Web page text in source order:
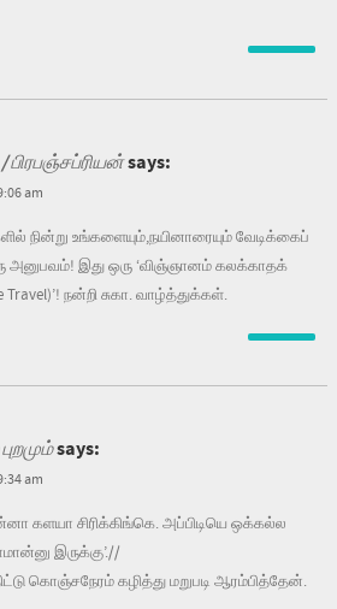
பிரபஞ்சப்ரியன்says:
am
நின்று உங்களையும்,நயினாரையும் வேடிக்கைப்
அனுபவம்! இது ஒரு ‘விஞ்ஞானம் கலக்காதக்
நன்றி சுகா. வாழ்த்துக்கள்.
says:
am
களயா சிரிக்கிங்கெ. அப்பிடியெ ஒக்கல்ல
இருக்கு’.//
கொஞ்சநேரம் கழித்து மறுபடி ஆரம்பித்தேன்.